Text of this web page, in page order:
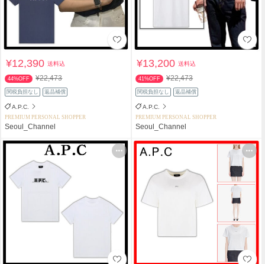
¥12,390送料込
44%OFF ¥22,473
関税負担なし 返品補償
A.P.C.
PREMIUM PERSONAL SHOPPER
Seoul_Channel
¥13,200送料込
41%OFF ¥22,473
関税負担なし 返品補償
A.P.C.
PREMIUM PERSONAL SHOPPER
Seoul_Channel